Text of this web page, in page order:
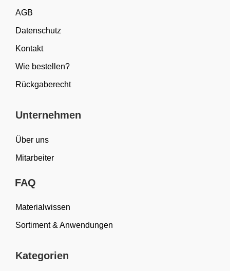
AGB
Datenschutz
Kontakt
Wie bestellen?
Rückgaberecht
Unternehmen
Über uns
Mitarbeiter
FAQ
Materialwissen
Sortiment & Anwendungen
Kategorien